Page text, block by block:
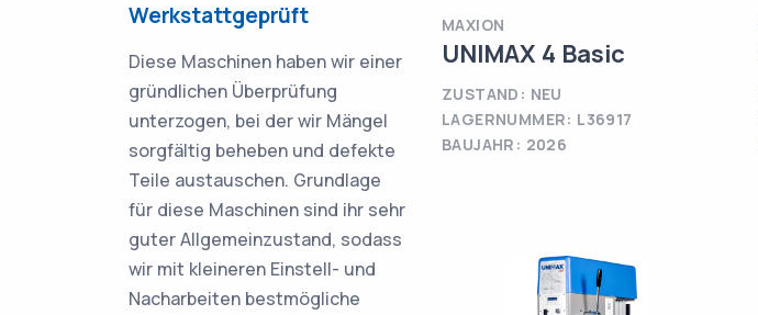
MAXION
UNIMAX 4 Basic
ZUSTAND: NEU
LAGERNUMMER: L36917
BAUJAHR: 2026
Werkstattgeprüft
Diese Maschinen haben wir einer
gründlichen Überprüfung
unterzogen, bei der wir Mängel
sorgfältig beheben und defekte
Teile austauschen. Grundlage
für diese Maschinen sind ihr sehr
guter Allgemeinzustand, sodass
wir mit kleineren Einstell- und
Nacharbeiten bestmögliche